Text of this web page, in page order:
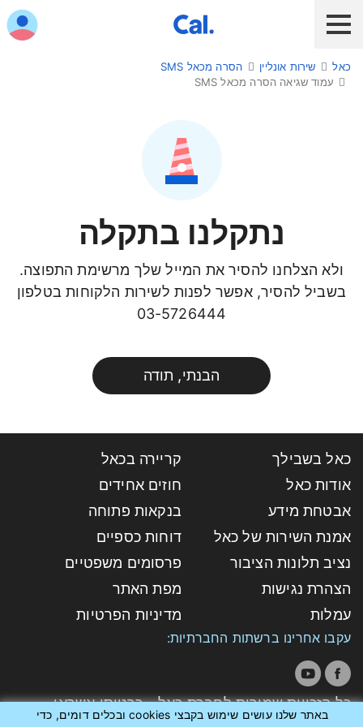
לקוח כאל לקוח Diners Club
חו"ל
תשלום בנייד
באתר שלנו עושים שימוש בקבצי cookies ובכלים דומים, כדי
כאל שירות אונליין
הסרה מכאל SMS
עמוד שגיאה הסרה מכאל SMS
נתקלנו בתקלה
ולא הצלחנו להסיר את המייל שלך מרשימת התפוצה.
בשביל להסיר, אפשר לפנות לשירות הלקוחות בטלפון
03-5726444
הבנתי, תודה
כאל בשבילך
קריירה בכאל
אודות כאל
חוזים אחידים
אבטחת מידע
בנקאות פתוחה
אמנת השירות של כאל
דוחות כספיים
נציב תלונות הציבור
פרסומים משפטיים
הצהרת נגישות
מפת האתר
עמלות
מדיניות הפרטיות
עקבו אחרינו ברשתות החברתיות:
כל הזכויות שמורות לחברת כאל - כרטיסי אשראי